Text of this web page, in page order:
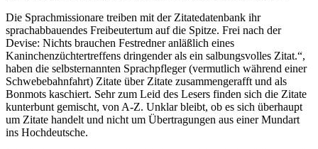
Die Sprachmissionare treiben mit der Zitatedatenbank ihr
sprachabbauendes Freibeutertum auf die Spitze. Frei nach der
Devise: Nichts brauchen Festredner anläßlich eines
Kaninchenzüchtertreffens dringender als ein salbungsvolles Zitat.“,
haben die selbsternannten Sprachpfleger (vermutlich während einer
Schwebebahnfahrt) Zitate über Zitate zusammengerafft und als
Bonmots kaschiert. Sehr zum Leid des Lesers finden sich die Zitate
kunterbunt gemischt, von A-Z. Unklar bleibt, ob es sich überhaupt
um Zitate handelt und nicht um Übertragungen aus einer Mundart
ins Hochdeutsche.